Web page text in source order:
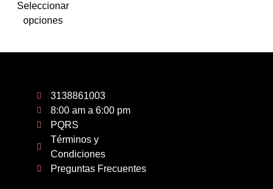
Seleccionar
opciones
3138861003
8:00 am a 6:00 pm
PQRS
Términos y
Condiciones
Preguntas Frecuentes